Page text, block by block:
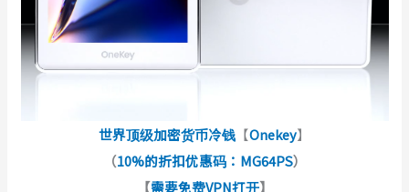
世界顶级加密货币冷钱 【Onekey】
（10%的折扣优惠码：MG64PS）
【需要免费VPN打开】